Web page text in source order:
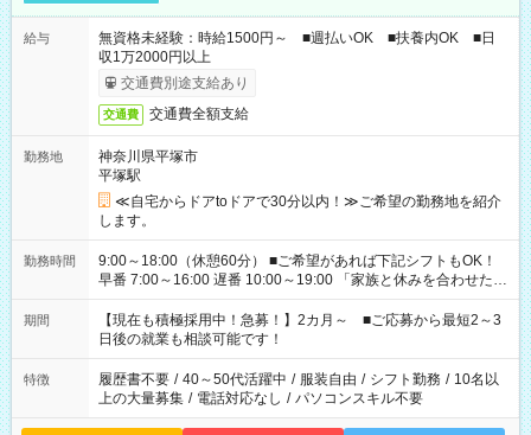
給与
無資格未経験：時給1500円～ ■週払いOK ■扶養内OK ■日
収1万2000円以上
交通費別途支給あり
交通費 交通費全額支給
勤務地
神奈川県平塚市
平塚駅
≪自宅からドアtoドアで30分以内！≫ご希望の勤務地を紹介
します。
勤務時間
9:00～18:00（休憩60分） ■ご希望があれば下記シフトもOK！
早番 7:00～16:00 遅番 10:00～19:00 「家族と休みを合わせた
い」 「余裕を持って夕飯の準備がしたい」 「できれば残業はし
たくない」 など、ご希望を教えてくださいね。 ※Wワーク希望
の方へ 今ご覧のお仕事で希望する勤務時間と、もう1つのお仕事
の勤務時間。 合計で週40時間を超える場合は応募できません。
期間
【現在も積極採用中！急募！】2カ月～ ■ご応募から最短2～3
日後の就業も相談可能です！
特徴 履歴書不要 / 40～50代活躍中 / 服装自由 / シフト勤務 / 10名以
上の大量募集 / 電話対応なし / パソコンスキル不要